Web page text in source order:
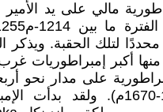
مالي على يد الأمير
لتلك الحقبة. ويذكر
منها أكبر إمبراطوريات غرب
على مدار نحو
من الزمان (1226-1670م). ولقد